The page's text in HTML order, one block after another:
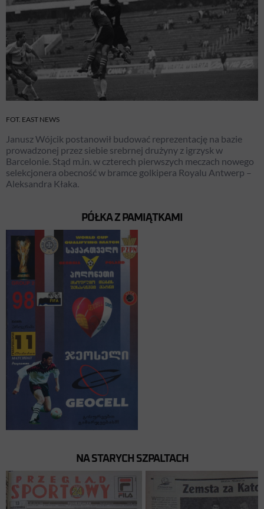
FOT. EAST NEWS
Janusz Wójcik postanowił budować reprezentację na bazie
prowadzonej przez siebie srebrnej drużyny z igrzysk w
Barcelonie. Stąd m.in. w czterech pierwszych meczach nowego
selekcjonera obecność w bramce golkipera Royalu Antwerp –
Aleksandra Kłaka.
PÓŁKA Z PAMIĄTKAMI
NA STARYCH SZPALTACH